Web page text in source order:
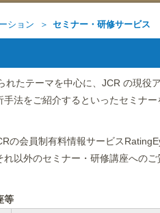
ション セミナー・研修サービス
れたテーマを中心に、JCR の現役
法をご紹介するといったセミナ
の会員制有料情報サービス
以外のセミナー・研修講座への
等